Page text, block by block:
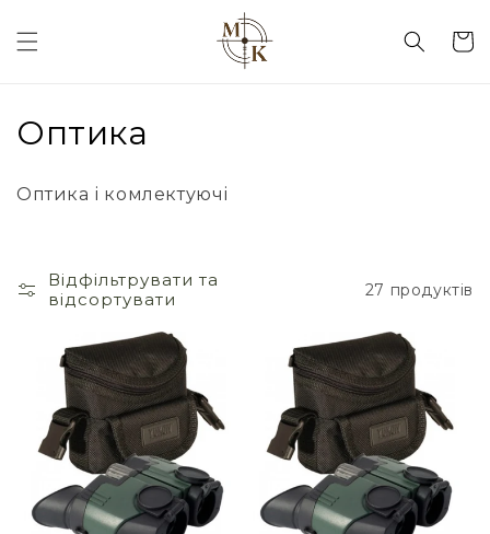
кошик
К
к
Оптика
Оптика і комлектуючі
Відфільтрувати та
відсортувати
27 продуктів